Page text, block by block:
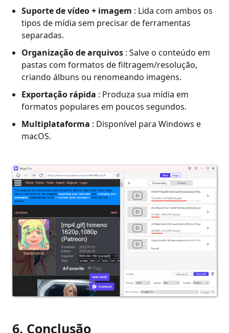
Suporte de vídeo + imagem : Lida com ambos os
tipos de mídia sem precisar de ferramentas
separadas.
Organização de arquivos : Salve o conteúdo em
pastas com formatos de filtragem/resolução,
criando álbuns ou renomeando imagens.
Exportação rápida : Produza sua mídia em
formatos populares em poucos segundos.
Multiplataforma : Disponível para Windows e
macOS.
6. Conclusão